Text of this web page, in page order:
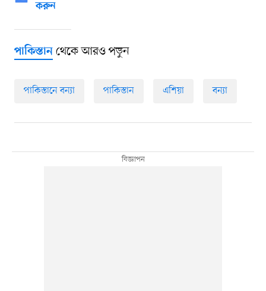
করুন
পাকিস্তানথেকে আরও পড়ুন
পাকিস্তানে বন্যা পাকিস্তান এশিয়া বন্যা